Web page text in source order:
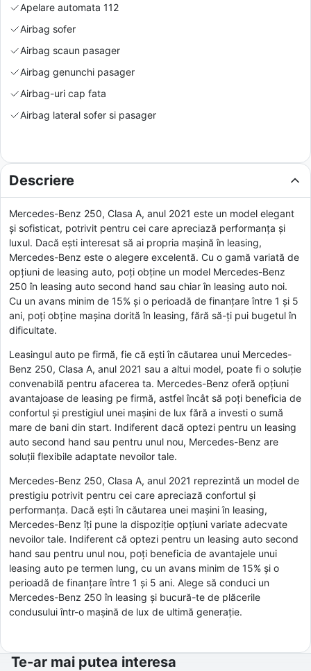
Apelare automata 112
Airbag sofer
Airbag scaun pasager
Airbag genunchi pasager
Airbag-uri cap fata
Airbag lateral sofer si pasager
Descriere
Mercedes-Benz 250, Clasa A, anul 2021 este un model elegant
și sofisticat, potrivit pentru cei care apreciază performanța și
luxul. Dacă ești interesat să ai propria mașină în leasing,
Mercedes-Benz este o alegere excelentă. Cu o gamă variată de
opțiuni de leasing auto, poți obține un model Mercedes-Benz
250 în leasing auto second hand sau chiar în leasing auto noi.
Cu un avans minim de 15% și o perioadă de finanțare între 1 și 5
ani, poți obține mașina dorită în leasing, fără să-ți pui bugetul în
dificultate.
Leasingul auto pe firmă, fie că ești în căutarea unui Mercedes-
Benz 250, Clasa A, anul 2021 sau a altui model, poate fi o soluție
convenabilă pentru afacerea ta. Mercedes-Benz oferă opțiuni
avantajoase de leasing pe firmă, astfel încât să poți beneficia de
confortul și prestigiul unei mașini de lux fără a investi o sumă
mare de bani din start. Indiferent dacă optezi pentru un leasing
auto second hand sau pentru unul nou, Mercedes-Benz are
soluții flexibile adaptate nevoilor tale.
Mercedes-Benz 250, Clasa A, anul 2021 reprezintă un model de
prestigiu potrivit pentru cei care apreciază confortul și
performanța. Dacă ești în căutarea unei mașini în leasing,
Mercedes-Benz îți pune la dispoziție opțiuni variate adecvate
nevoilor tale. Indiferent că optezi pentru un leasing auto second
hand sau pentru unul nou, poți beneficia de avantajele unui
leasing auto pe termen lung, cu un avans minim de 15% și o
perioadă de finanțare între 1 și 5 ani. Alege să conduci un
Mercedes-Benz 250 în leasing și bucură-te de plăcerile
condusului într-o mașină de lux de ultimă generație.
Te-ar mai putea interesa